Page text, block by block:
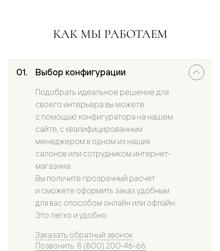
КАК МЫ РАБОТАЕМ
Выбор конфигурации
Подобрать идеальное решение для
своего интерьера вы можете
с помощью конфигуратора на нашем
сайте, с квалифицированным
менеджером в одном из наших
салонов или сотрудником интернет-
магазина.
Вы получите прозрачный расчет
и сможете оформить заказ удобным
для вас способом онлайн или офлайн.
Это легко и удобно.
Заказать обратный звонок
Позвонить: 8 (800) 200-46-66